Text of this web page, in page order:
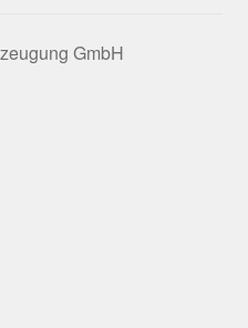
GmbH